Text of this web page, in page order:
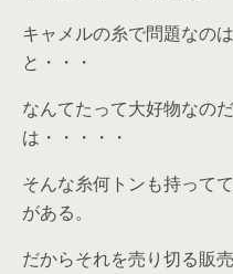
キャメルの糸で問題なの
と・・・
なんてたって大好物なの
は・・・・・
そんな糸何トンも持って
がある。
だからそれを売り切る販